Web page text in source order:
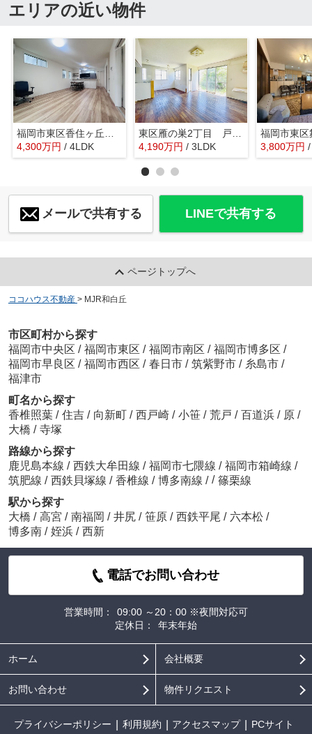
エリアの近い物件
4,300万円 / 4LDK
4,190万円 / 3LDK 3,800万円
メールで共有する LINEで共有する
ページトップへ
ココハウス不動産 > MJR和白丘
市区町村から探す
福岡市中央区 / 福岡市東区 / 福岡市南区 / 福岡市博多区 /
福岡市早良区 / 福岡市西区 / 春日市 / 筑紫野市 / 糸島市 /
福津市
町名から探す
香椎照葉 / 住吉 / 向新町 / 西戸崎 / 小笹 / 荒戸 / 百道浜 / 原 /
大橋 / 寺塚
路線から探す
鹿児島本線 / 西鉄大牟田線 / 福岡市七隈線 / 福岡市箱崎線 /
筑肥線 / 西鉄貝塚線 / 香椎線 / 博多南線 / / 篠栗線
駅から探す
大橋 / 高宮 / 南福岡 / 井尻 / 笹原 / 西鉄平尾 / 六本松 /
博多南 / 姪浜 / 西新
電話でお問い合わせ
営業時間：
09:00 ～20：00 ※夜間対応可
定休日：
年末年始
ホーム 会社概要
お問い合わせ 物件リクエスト
プライバシーポリシー 利用規約 アクセスマップ PCサイト